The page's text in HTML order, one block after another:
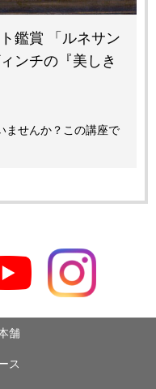
鑑賞 「ルネサン
ンチの『美しき
ませんか？この講座で
舗
ス